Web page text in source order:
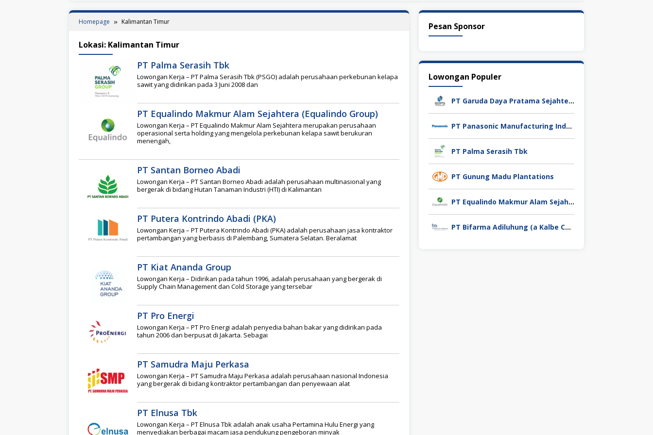
Homepage Kalimantan Timur
Lokasi: Kalimantan Timur
PT Palma Serasih Tbk
Lowongan Kerja – PT Palma Serasih Tbk (PSGO) adalah perusahaan perkebunan kelapa
sawit yang didirikan pada 3 Juni 2008 dan
PT Equalindo Makmur Alam Sejahtera (Equalindo Group)
Lowongan Kerja – PT Equalindo Makmur Alam Sejahtera merupakan perusahaan
operasional serta holding yang mengelola perkebunan kelapa sawit berukuran
menengah,
PT Santan Borneo Abadi
Lowongan Kerja – PT Santan Borneo Abadi adalah perusahaan multinasional yang
bergerak di bidang Hutan Tanaman Industri (HTI) di Kalimantan
PT Putera Kontrindo Abadi (PKA)
Lowongan Kerja – PT Putera Kontrindo Abadi (PKA) adalah perusahaan jasa kontraktor
pertambangan yang berbasis di Palembang, Sumatera Selatan. Beralamat
PT Kiat Ananda Group
Lowongan Kerja – Didirikan pada tahun 1996, adalah perusahaan yang bergerak di
Supply Chain Management dan Cold Storage yang tersebar
PT Pro Energi
Lowongan Kerja – PT Pro Energi adalah penyedia bahan bakar yang didirikan pada
tahun 2006 dan berpusat di Jakarta. Sebagai
PT Samudra Maju Perkasa
Lowongan Kerja – PT Samudra Maju Perkasa adalah perusahaan nasional Indonesia
yang bergerak di bidang kontraktor pertambangan dan penyewaan alat
PT Elnusa Tbk
Lowongan Kerja – PT Elnusa Tbk adalah anak usaha Pertamina Hulu Energi yang
menyediakan berbagai macam jasa pendukung pengeboran minyak
Pesan Sponsor
Lowongan Populer
PT Garuda Daya Pratama Sejahtera
PT Panasonic Manufacturing Indonesia
PT Palma Serasih Tbk
PT Gunung Madu Plantations
PT Equalindo Makmur Alam Sejahtera (Equalindo Group)
PT Bifarma Adiluhung (a Kalbe Company)